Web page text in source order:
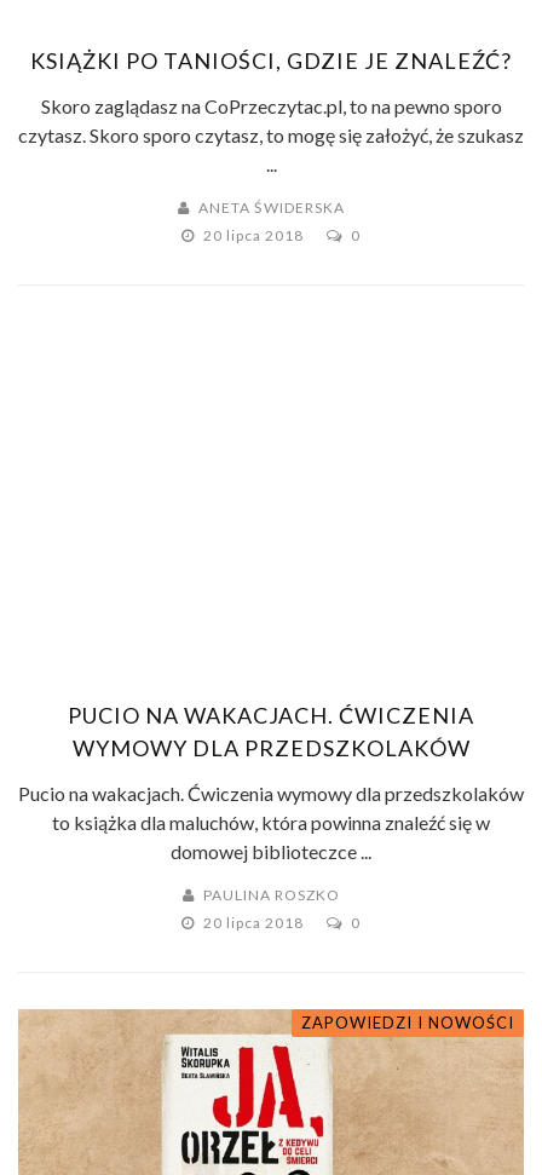
KSIĄŻKI PO TANIOŚCI, GDZIE JE ZNALEŹĆ?
Skoro zaglądasz na CoPrzeczytac.pl, to na pewno sporo
czytasz. Skoro sporo czytasz, to mogę się założyć, że szukasz
...
ANETA ŚWIDERSKA
20 lipca 2018
0
PUCIO NA WAKACJACH. ĆWICZENIA
WYMOWY DLA PRZEDSZKOLAKÓW
Pucio na wakacjach. Ćwiczenia wymowy dla przedszkolaków
to książka dla maluchów, która powinna znaleźć się w
domowej biblioteczce ...
PAULINA ROSZKO
20 lipca 2018
0
ZAPOWIEDZI I NOWOŚCI